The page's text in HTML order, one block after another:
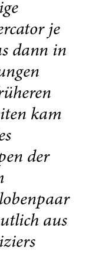
je
dann in
kam
der
aus